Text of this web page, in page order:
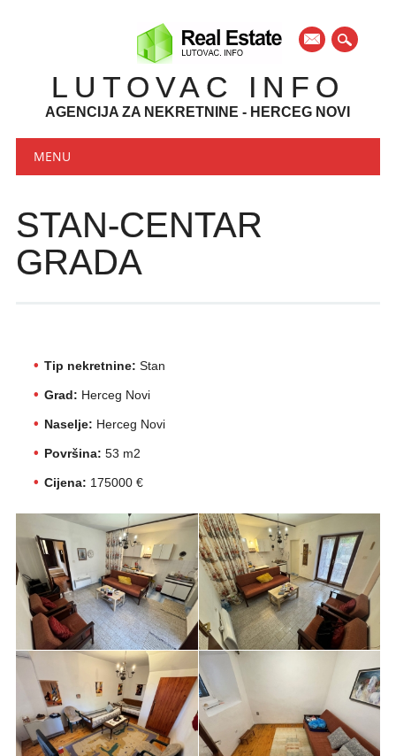
mail
LUTOVAC INFO
AGENCIJA ZA NEKRETNINE - HERCEG NOVI
Main menu
MENU
STAN-CENTAR
GRADA
Tip nekretnine: Stan
Grad: Herceg Novi
Naselje: Herceg Novi
Površina: 53 m2
Cijena: 175000 €